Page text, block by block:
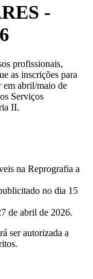
-
profissionais,
as inscrições para
em abril/maio de
Serviços
II.
na Reprografia a
no dia 15
de abril de 2026.
ser autorizada a